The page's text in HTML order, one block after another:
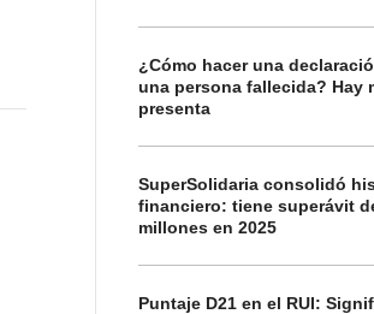
¿Cómo hacer una
una persona fallecida? Hay
presenta
SuperSolidaria consolidó
financiero: tiene superávit
millones en 2025
Puntaje D21 en el RUI: